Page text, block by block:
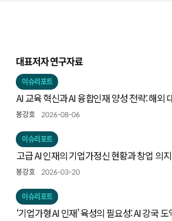
대표저자 연구자료
이슈리포트
AI 교육 혁신과 AI 융합인재 양성 전략: 해외
시사점
봉강호 2026-08-06
이슈리포트
고급 AI 인재의 기업가정신 현황과 창업 의
봉강호 2026-03-20
이슈리포트
‘기업가형 AI 인재’ 육성의 필요성: AI 강국